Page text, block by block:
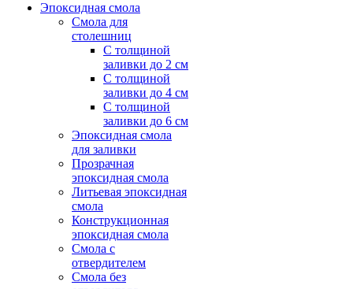
Эпоксидная смола
Смола для
столешниц
С толщиной
заливки до 2 см
С толщиной
заливки до 4 см
С толщиной
заливки до 6 см
Эпоксидная смола
для заливки
Прозрачная
эпоксидная смола
Литьевая эпоксидная
смола
Конструкционная
эпоксидная смола
Смола с
отвердителем
Смола без